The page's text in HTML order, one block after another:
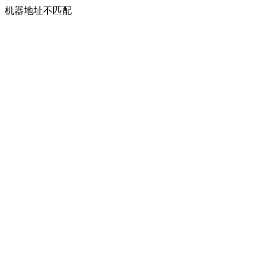
机器地址不匹配